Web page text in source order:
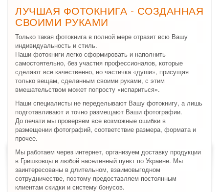
ЛУЧШАЯ ФОТОКНИГА - СОЗДАННАЯ
СВОИМИ РУКАМИ
Только такая фотокнига в полной мере отразит всю Вашу
индивидуальность и стиль.
Наши фотокниги легко сформировать и наполнить
самостоятельно, без участия профессионалов, которые
сделают все качественно, но частичка «души», присущая
только вещам, сделанным своими руками, с этим
вмешательством может попросту «испариться».
Наши специалисты не переделывают Вашу фотокнигу, а лишь
подготавливают и точно размещают Ваши фотографии.
До печати мы проверяем все возможные ошибки в
размещении фотографий, соответствие размера, формата и
прочее.
Мы работаем через интернет, организуем доставку продукции
в Гришковцы и любой населенный пункт по Украине. Мы
заинтересованы в длительном, взаимовыгодном
сотрудничестве, поэтому предоставляем постоянным
клиентам скидки и систему бонусов.